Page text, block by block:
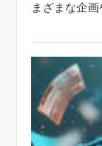
まざまな企